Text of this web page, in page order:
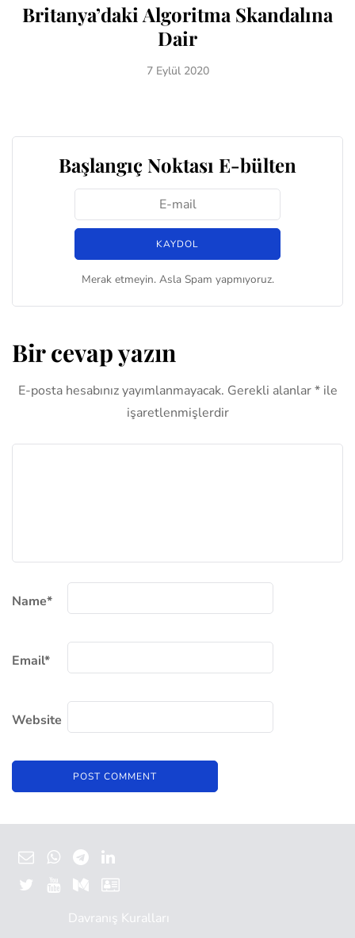
Britanya’daki Algoritma Skandalına
Dair
7 Eylül 2020
Başlangıç Noktası E-bülten
Merak etmeyin. Asla Spam yapmıyoruz.
Bir cevap yazın
E-posta hesabınız yayımlanmayacak. Gerekli alanlar*ile
işaretlenmişlerdir
Name*
Email*
Website
Davranış Kuralları